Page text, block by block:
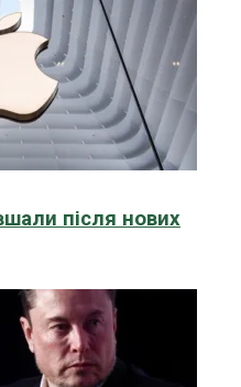
після нових